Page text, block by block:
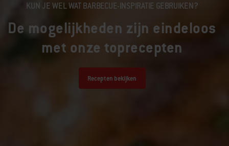
KUN JE WEL WAT BARBECUE-INSPIRATIE GEBRUIKEN?
De mogelijkheden zijn eindeloos
met onze toprecepten
Recepten bekijken